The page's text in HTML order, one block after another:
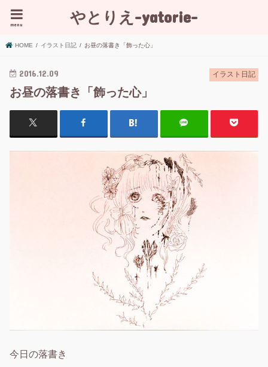
やとりえ-yatorie-
menu
HOME イラスト日記 お昼の落書き「飾った心」
イラスト日記
2016.12.09
お昼の落書き「飾った心」
今日の落書き